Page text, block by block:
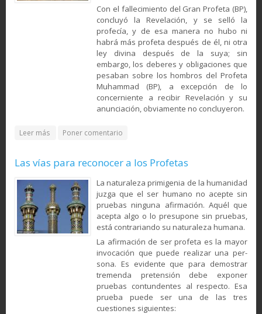
Con el fallecimiento del Gran Profeta (BP),
concluyó la Revela­ción, y se selló la
profecía, y de esa manera no hubo ni
habrá más profeta después de él, ni otra
ley divina después de la suya; sin
embargo, los debe­res y obligaciones que
pesaban sobre los hombros del Profeta
Muhammad (BP), a excepción de lo
concerniente a recibir Reve­lación y su
anunciación, ob­viamente no concluyeron.
Leer más about El Imamato y el Califato (la sucesión del Profeta) en el
Poner comentario
Las vías para reconocer a los Profetas
La naturaleza primigenia de la humanidad
juzga que el ser humano no acepte sin
pruebas ninguna afirmación. Aquél que
acepta algo o lo pre­supone sin pruebas,
está contrariando su naturaleza humana.
La afirmación de ser pro­feta es la mayor
invocación que puede realizar una per­
sona. Es evidente que para de­mostrar
tremenda preten­sión debe exponer
pruebas con­tundentes al respecto. Esa
prueba puede ser una de las tres
cuestiones siguientes: